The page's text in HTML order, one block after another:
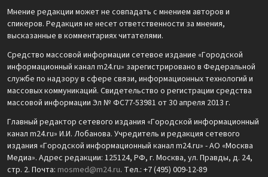
Мнение редакции может не совпадать с мнением авторов и
спикеров. Редакция не несет ответственности за мнения,
высказанные в комментариях читателями.
Средство массовой информации сетевое издание «Городской
информационный канал m24.ru» зарегистрировано в Федеральной
службе по надзору в сфере связи, информационных технологий и
массовых коммуникаций. Свидетельство о регистрации средства
массовой информации Эл № ФС77-53981 от 30 апреля 2013 г.
Главный редактор сетевого издания «Городской информационный
канал m24.ru» И.И. Лобанова. Учредитель и редакция сетевого
издания «Городской информационный канал m24.ru» - АО «Москва
Медиа». Адрес редакции: 125124, РФ, г. Москва, ул. Правды, д. 24,
стр. 2. Почта: mosmed@m24.ru. Тел.: +7 (495) 009-12-89